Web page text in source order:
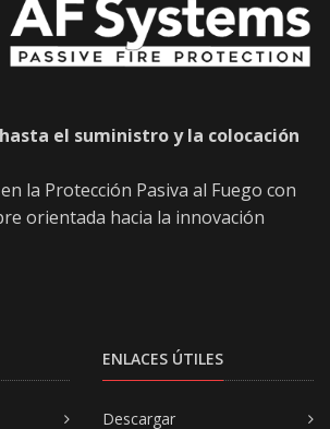
el suministro y la colocación
la Protección Pasiva al Fuego con
orientada hacia la innovación
ENLACES ÚTILES
Descargar